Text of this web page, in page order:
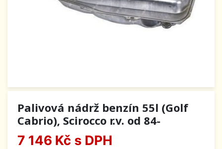
Palivová nádrž benzín 55l (Golf
Cabrio), Scirocco r.v. od 84-
7 146 Kč s DPH